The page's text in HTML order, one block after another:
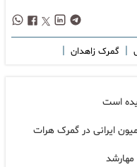
| گمرک زاهدان |
است
ایرانی در گمرک هرات